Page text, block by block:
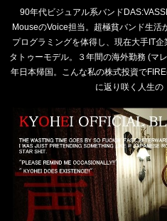
90年代ビジュアル系バンド
MouseのVoice担当。超極貧バンド生活
プログラミングを体得し、現在大手IT
タトゥーモデル。３年間の海外勤務 (マ
年日本帰国。こんな私の株式投資で
に返り咲く人生の